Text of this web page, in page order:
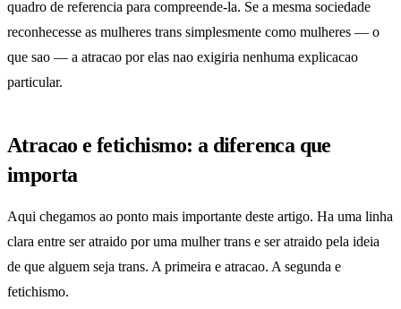
quadro de referencia para compreende-la. Se a mesma sociedade
reconhecesse as mulheres trans simplesmente como mulheres — o
que sao — a atracao por elas nao exigiria nenhuma explicacao
particular.
Atracao e fetichismo: a diferenca que
importa
Aqui chegamos ao ponto mais importante deste artigo. Ha uma linha
clara entre ser atraido por uma mulher trans e ser atraido pela ideia
de que alguem seja trans. A primeira e atracao. A segunda e
fetichismo.